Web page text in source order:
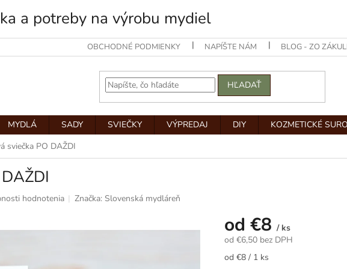
a potreby na výrobu mydiel
OBCHODNÉ PODMIENKY NAPÍŠTE NÁM BLOG - ZO
HĽADAŤ
MYDLÁ SADY SVIEČKY VÝPREDAJ DIY
KOZMETICKÉ
sviečka PO DAŽDI
hodnotenia Značka: Slovenská mydláreň
od €8 / ks
od €6,50 bez DPH
Jednotková
od €8 / 1 ks